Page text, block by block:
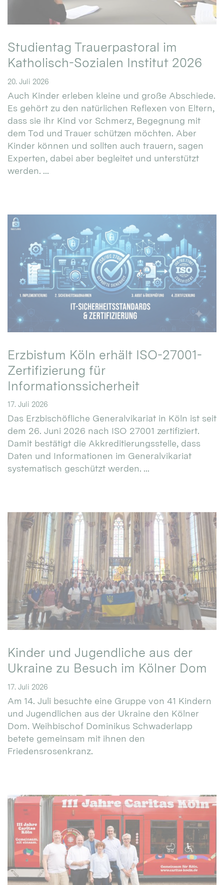
Studientag Trauerpastoral im
Katholisch-Sozialen Institut 2026
20. Juli 2026
Auch Kinder erleben kleine und große Abschiede.
Es gehört zu den natürlichen Reflexen von Eltern,
dass sie ihr Kind vor Schmerz, Begegnung mit
dem Tod und Trauer schützen möchten. Aber
Kinder können und sollten auch trauern, sagen
Experten, dabei aber begleitet und unterstützt
werden. ...
Erzbistum Köln erhält ISO-27001-
Zertifizierung für
Informationssicherheit
17. Juli 2026
Das Erzbischöfliche Generalvikariat in Köln ist seit
dem 26. Juni 2026 nach ISO 27001 zertifiziert.
Damit bestätigt die Akkreditierungsstelle, dass
Daten und Informationen im Generalvikariat
systematisch geschützt werden. ...
Kinder und Jugendliche aus der
Ukraine zu Besuch im Kölner Dom
17. Juli 2026
Am 14. Juli besuchte eine Gruppe von 41 Kindern
und Jugendlichen aus der Ukraine den Kölner
Dom. Weihbischof Dominikus Schwaderlapp
betete gemeinsam mit ihnen den
Friedensrosenkranz.